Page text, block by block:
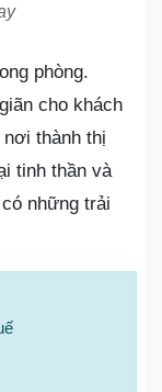
phòng.
cho khách
thành thị
tinh thần và
những trải